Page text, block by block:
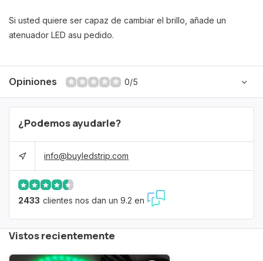
Si usted quiere ser capaz de cambiar el brillo, añade un
atenuador LED asu pedido.
Opiniones 0/5
¿Podemos ayudarle?
info@buyledstrip.com
2433 clientes nos dan un 9.2 en
Vistos recientemente